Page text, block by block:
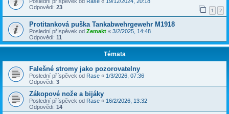
Odpovědi: 23 1 2
Protitanková puška Tankabwehrgewehr M1918
Poslední příspěvek od Zemakt « 3/2/2025, 14:48
Odpovědi: 11
Témata
Falešné stromy jako pozorovatelny
Poslední příspěvek od Rase « 1/3/2026, 07:36
Odpovědi: 3
Zákopové nože a bijáky
Poslední příspěvek od Rase « 16/2/2026, 13:32
Odpovědi: 14